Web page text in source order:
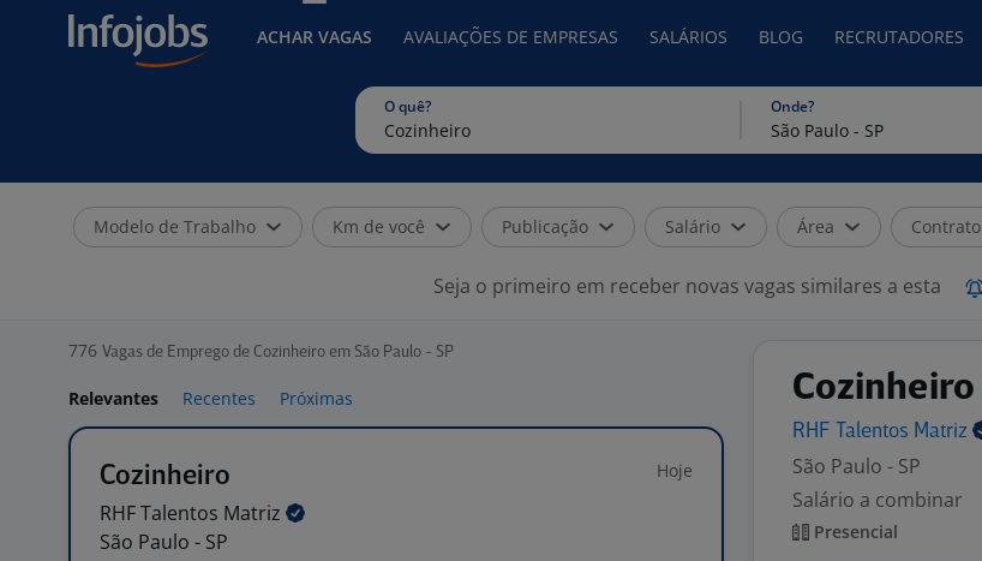
ACHAR VAGAS AVALIAÇÕES DE EMPRESAS SALÁRIOS BLOG RECRUTADORES
O quê? Onde?
Modelo de Trabalho Km de você Publicação Salário Área Contrato
Seja o primeiro em receber novas vagas similares a esta
776 Vagas de Emprego de Cozinheiro em São Paulo - SP
Relevantes Recentes Próximas
Cozinheiro Hoje
RHF Talentos Matriz
São Paulo - SP
Cozinheiro
RHF Talentos Matriz
São Paulo - SP
Salário a combinar
Presencial